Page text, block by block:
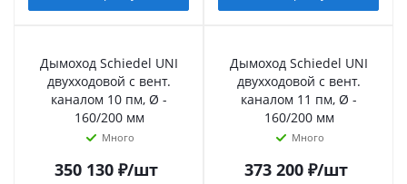
Дымоход Schiedel UNI
двухходовой с вент.
каналом 10 пм, Ø -
160/200 мм
Много
350 130₽/шт
Дымоход Schiedel UNI
двухходовой с вент.
каналом 11 пм, Ø -
160/200 мм
Много
373 200₽/шт